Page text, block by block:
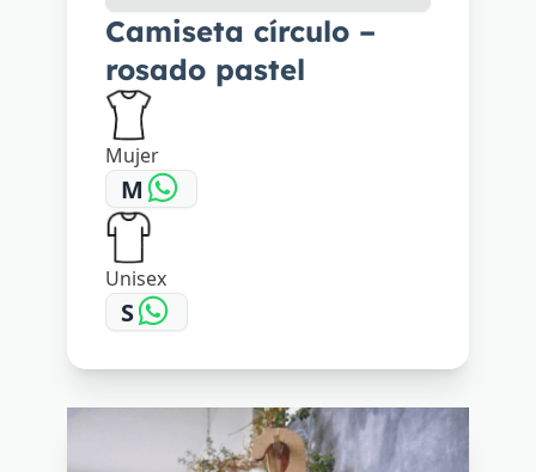
Camiseta círculo –
rosado pastel
Mujer
M
Unisex
S